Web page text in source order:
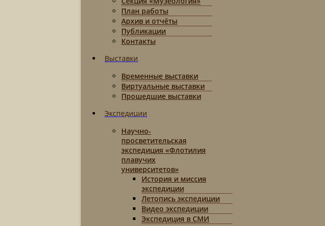
План работы
Архив и отчёты
Публикации
Контакты
Выставки
Временные выставки
Виртуальные выставки
Прошедшие выставки
Экспедиции
Научно-
просветительская
экспедиция «Флотилия
плавучих
университетов»
История и миссия
экспедиции
Летопись экспедиции
Видео экспедиции
Экспедиция в СМИ